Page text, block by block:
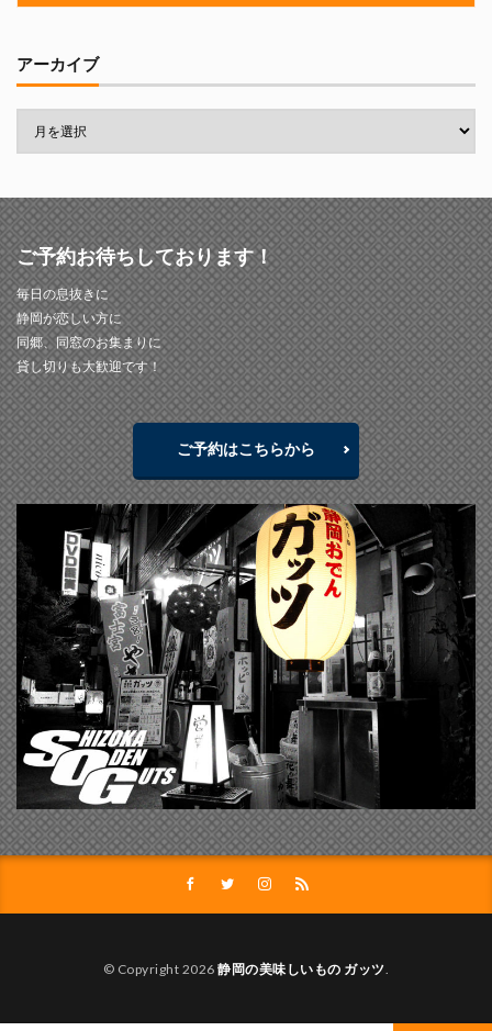
アーカイブ
ご予約お待ちしております！
毎日の息抜きに
静岡が恋しい方に
同郷、同窓のお集まりに
貸し切りも大歓迎です！
ご予約はこちらから
© Copyright 2026静岡の美味しいもの ガッツ